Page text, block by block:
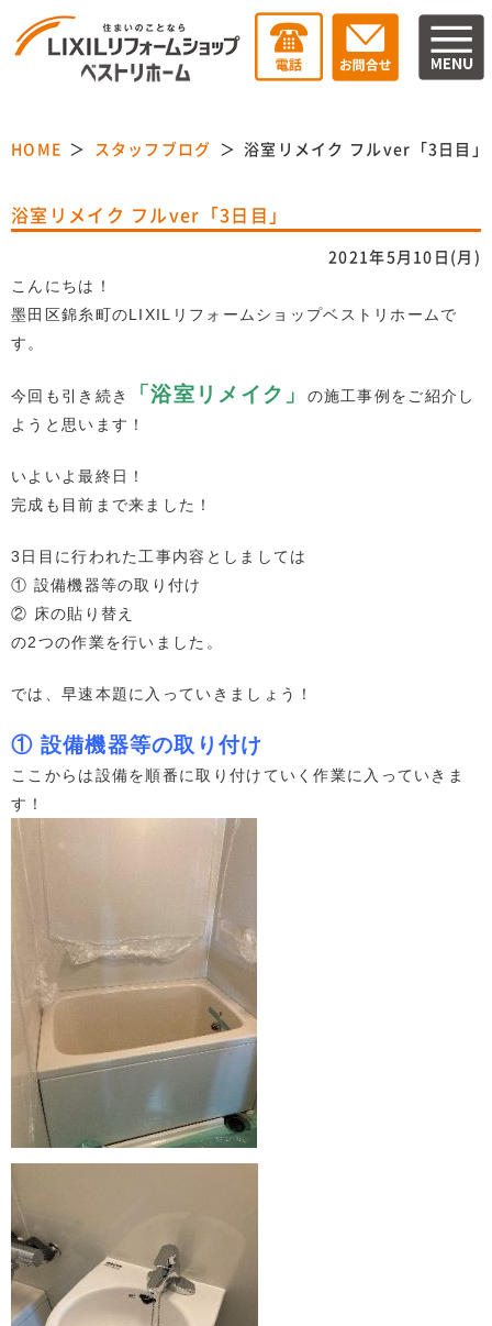
HOME スタッフブログ 浴室リメイク フルver「3日目」
浴室リメイク フルver「3日目」
2021年5月10日(月)
こんにちは！
墨田区錦糸町のLIXILリフォームショップベストリホームで
す。
今回も引き続き 「浴室リメイク」
の施工事例をご紹介し
ようと思います！
いよいよ最終日！
完成も目前まで来ました！
3日目に行われた工事内容としましては
① 設備機器等の取り付け
② 床の貼り替え
の2つの作業を行いました。
では、早速本題に入っていきましょう！
① 設備機器等の取り付け
ここからは設備を順番に取り付けていく作業に入っていきま
す！